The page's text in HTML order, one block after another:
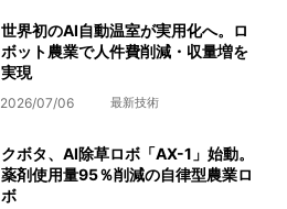
世界初のAI自動温室が実用化へ。ロ
ボット農業で人件費削減・収量増を
実現
2026/07/06 最新技術
クボタ、AI除草ロボ「AX-1」始動。
薬剤使用量95％削減の自律型農業ロ
ボ